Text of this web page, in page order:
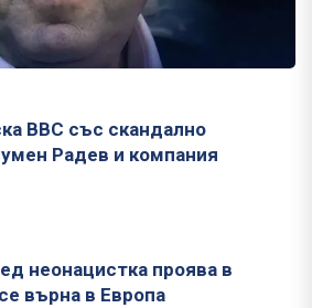
ВВС със скандално
Радев и компания
неонацистка проява в
върна в Европа